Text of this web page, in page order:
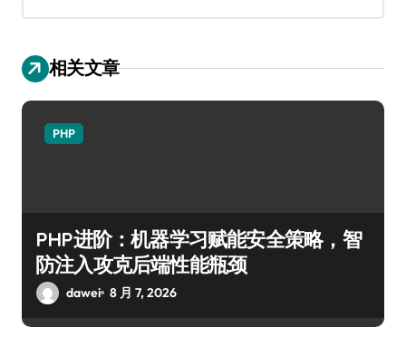
相关文章
PHP
PHP进阶：机器学习赋能安全策略，智
防注入攻克后端性能瓶颈
dawei 8 月 7, 2026